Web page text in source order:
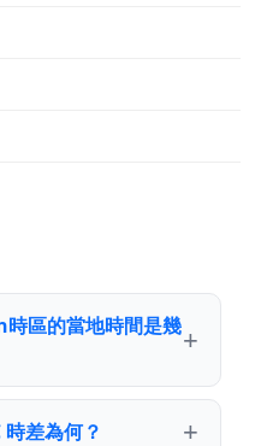
區的當地時間是幾
差為何？